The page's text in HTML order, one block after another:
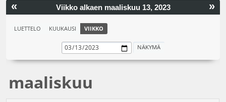
« »
Viikko alkaen maaliskuu 13, 2023
LUETTELO KUUKAUSI VIIKKO
maaliskuu